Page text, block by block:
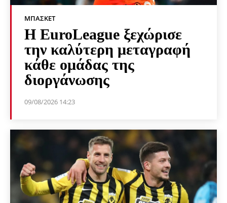
ΜΠΆΣΚΕΤ
Η EuroLeague ξεχώρισε
την καλύτερη μεταγραφή
κάθε ομάδας της
διοργάνωσης
09/08/2026 14:23